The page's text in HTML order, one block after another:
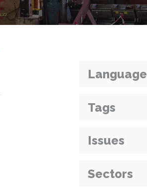
Language
Tags
Issues
Sectors